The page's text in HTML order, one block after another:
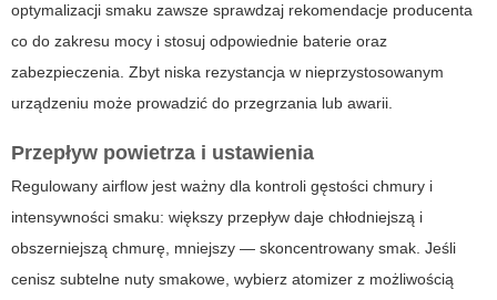
optymalizacji smaku zawsze sprawdzaj rekomendacje producenta
co do zakresu mocy i stosuj odpowiednie baterie oraz
zabezpieczenia. Zbyt niska rezystancja w nieprzystosowanym
urządzeniu może prowadzić do przegrzania lub awarii.
Przepływ powietrza i ustawienia
Regulowany airflow jest ważny dla kontroli gęstości chmury i
intensywności smaku: większy przepływ daje chłodniejszą i
obszerniejszą chmurę, mniejszy — skoncentrowany smak. Jeśli
cenisz subtelne nuty smakowe, wybierz atomizer z możliwością